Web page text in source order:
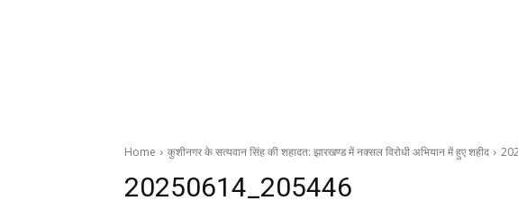
Home कुशीनगर के सत्यवान सिंह की शहादत: झारखण्ड में नक्सल विरोधी अभियान में हुए शहीद
20250614_205446